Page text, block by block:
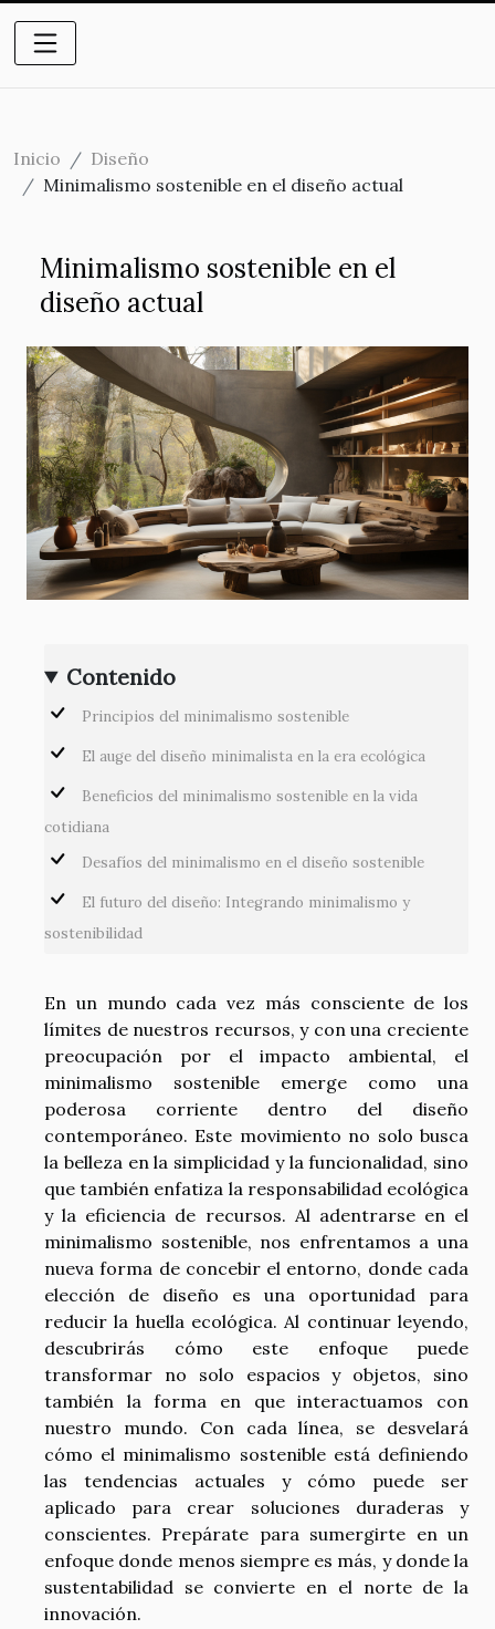
Inicio
Diseño
Minimalismo sostenible en el diseño actual
Minimalismo sostenible en el
diseño actual
Contenido
Principios del minimalismo sostenible
El auge del diseño minimalista en la era ecológica
Beneficios del minimalismo sostenible en la vida
cotidiana
Desafíos del minimalismo en el diseño sostenible
El futuro del diseño: Integrando minimalismo y
sostenibilidad
En un mundo cada vez más consciente de los
límites de nuestros recursos, y con una creciente
preocupación por el impacto ambiental, el
minimalismo sostenible emerge como una
poderosa corriente dentro del diseño
contemporáneo. Este movimiento no solo busca
la belleza en la simplicidad y la funcionalidad, sino
que también enfatiza la responsabilidad ecológica
y la eficiencia de recursos. Al adentrarse en el
minimalismo sostenible, nos enfrentamos a una
nueva forma de concebir el entorno, donde cada
elección de diseño es una oportunidad para
reducir la huella ecológica. Al continuar leyendo,
descubrirás cómo este enfoque puede
transformar no solo espacios y objetos, sino
también la forma en que interactuamos con
nuestro mundo. Con cada línea, se desvelará
cómo el minimalismo sostenible está definiendo
las tendencias actuales y cómo puede ser
aplicado para crear soluciones duraderas y
conscientes. Prepárate para sumergirte en un
enfoque donde menos siempre es más, y donde la
sustentabilidad se convierte en el norte de la
innovación.